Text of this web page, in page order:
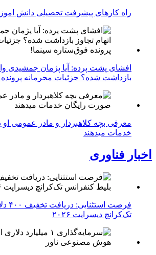
راه کارهای پیشرفت تحصیلی دانش
افشای پشت پرده: آیا پژمان جمشیدی
بازداشت شده؟ جزئیات محرمانه
معرفی بچه کلاهبردار و مادر عمومی
خدمات میدهند
اخبار فناوری
تک‌کرانچ دیسراپت ۲۰۲۶